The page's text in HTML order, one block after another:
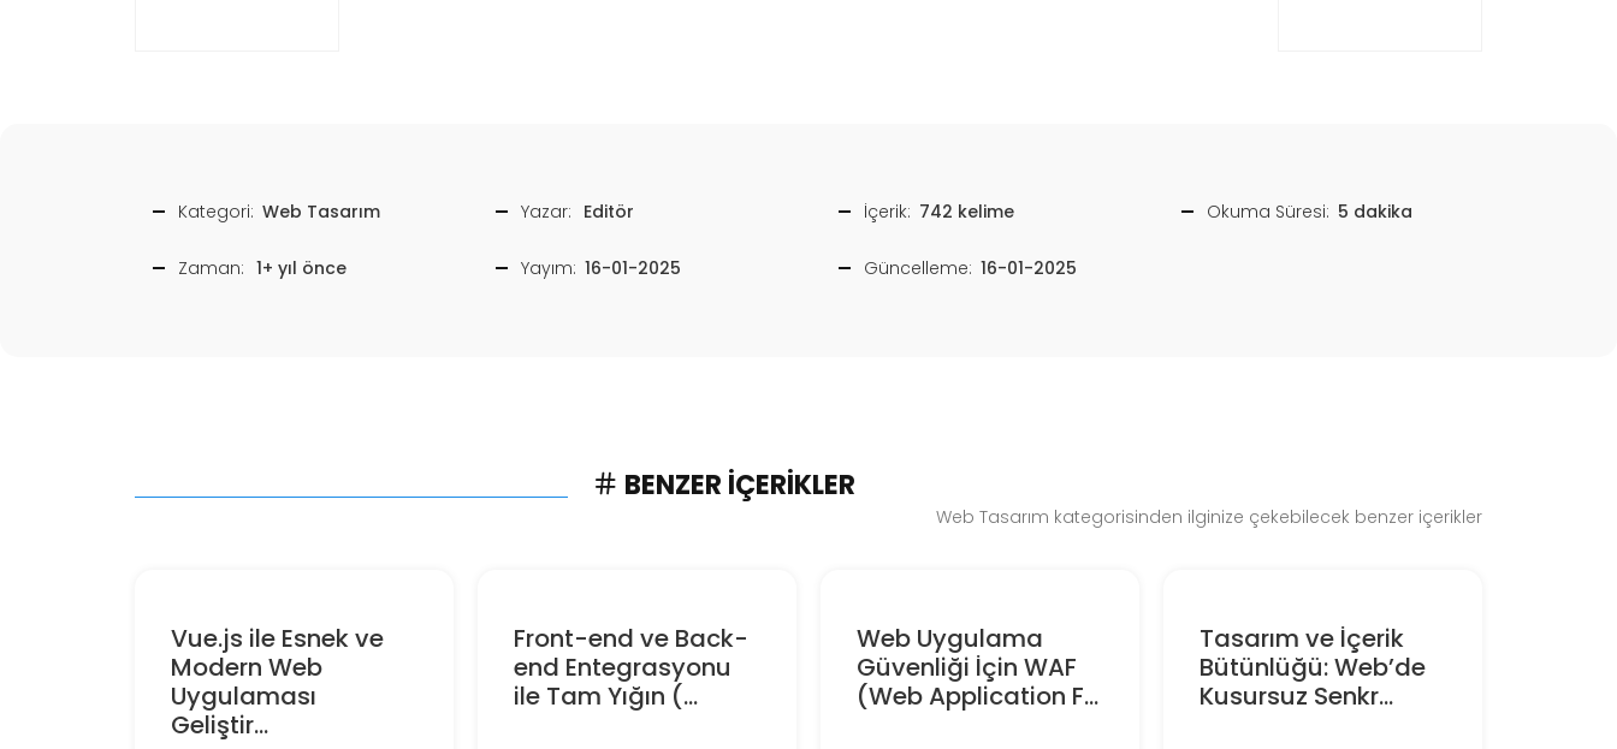
Kategori: Web Tasarım Yazar: Editör İçerik: 742 kelime Okuma Süresi: 5 dakika
Zaman: 1+ yıl önce Yayım: 16-01-2025 Güncelleme: 16-01-2025
BENZER İÇERIKLER
Web Tasarım kategorisinden ilginize çekebilecek benzer içerikler
Vue.js ile Esnek ve
Modern Web
Uygulaması
Geliştir...
Front-end ve Back-
end Entegrasyonu
ile Tam Yığın (...
Web Uygulama
Güvenliği İçin WAF
(Web Application F...
Tasarım ve İçerik
Bütünlüğü: Web’de
Kusursuz Senkr...